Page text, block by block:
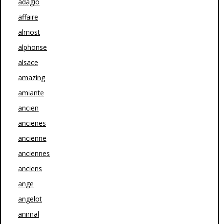
affaire
almost
alphonse
alsace
amazing
amiante
ancien
ancienes
ancienne
anciennes
anciens
ange
angelot
animal